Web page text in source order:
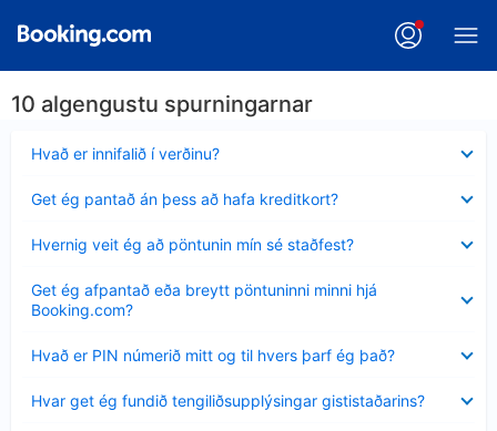
10 algengustu spurningarnar
Hvað er innifalið í verðinu?
sýnt
Get ég pantað án þess að hafa kreditkort?
sýnt
Hvernig veit ég að pöntunin mín sé staðfest?
sýnt
Get ég afpantað eða breytt pöntuninni minni hjá
Booking.com?
sýnt
Hvað er PIN númerið mitt og til hvers þarf ég það?
sýnt
Hvar get ég fundið tengiliðsupplýsingar gististaðarins?
sýnt